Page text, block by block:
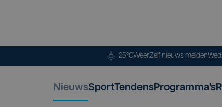
25°CWeerZelf nieuws melden
NieuwsSportTendensProgramma's